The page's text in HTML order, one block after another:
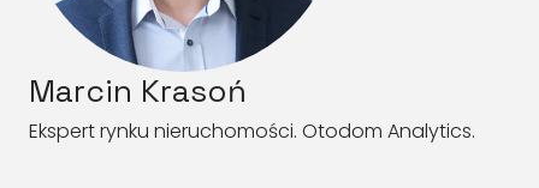
SocialFacebook SocialYoutube PL
Marcin Krasoń
Ekspert rynku nieruchomości. Otodom Analytics.